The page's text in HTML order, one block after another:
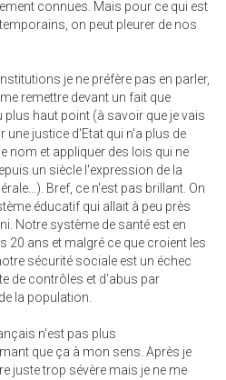
connues. Mais pour ce qui est
on peut pleurer de nos
je ne préfère pas en parler,
remettre devant un fait que
plus haut point (à savoir que je vais
une justice d'Etat qui n'a plus de
nom et appliquer des lois qui ne
un siècle l'expression de la
Bref, ce n'est pas brillant. On
éducatif qui allait à peu près
Notre système de santé est en
20 ans et malgré ce que croient les
sécurité sociale est un échec
de contrôles et d'abus par
la population.
n'est pas plus
que ça à mon sens. Après je
juste trop sévère mais je ne me